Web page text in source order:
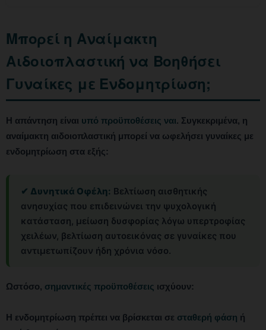
Μπορεί η Αναίμακτη
Αιδοιοπλαστική να Βοηθήσει
Γυναίκες με Ενδομητρίωση;
Η απάντηση είναι υπό προϋποθέσεις ναι. Συγκεκριμένα, η
αναίμακτη αιδοιοπλαστική μπορεί να ωφελήσει γυναίκες με
ενδομητρίωση στα εξής:
✔ Δυνητικά Οφέλη: Βελτίωση αισθητικής
ανησυχίας που επιδεινώνει την ψυχολογική
κατάσταση, μείωση δυσφορίας λόγω υπερτροφίας
χειλέων, βελτίωση αυτοεικόνας σε γυναίκες που
αντιμετωπίζουν ήδη χρόνια νόσο.
Ωστόσο, σημαντικές προϋποθέσεις ισχύουν:
Η ενδομητρίωση πρέπει να βρίσκεται σε σταθερή φάση ή